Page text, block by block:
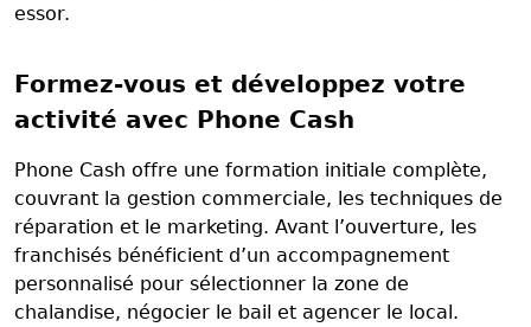
essor.
Formez-vous et développez votre
activité avec Phone Cash
Phone Cash offre une formation initiale complète,
couvrant la gestion commerciale, les techniques de
réparation et le marketing. Avant l’ouverture, les
franchisés bénéficient d’un accompagnement
personnalisé pour sélectionner la zone de
chalandise, négocier le bail et agencer le local.